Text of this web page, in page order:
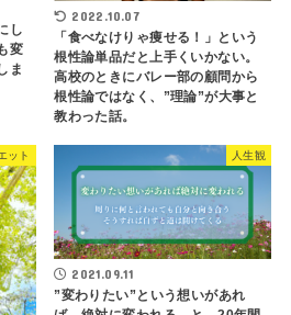
し
変
ま
2022.10.07
「食べなけりゃ痩せる！」という
根性論単品だと上手くいかない。
高校のときにバレー部の顧問から
根性論ではなく、”理論”が大事と
教わった話。
ット 人生観
2021.09.11
”変わりたい”という想いがあれ